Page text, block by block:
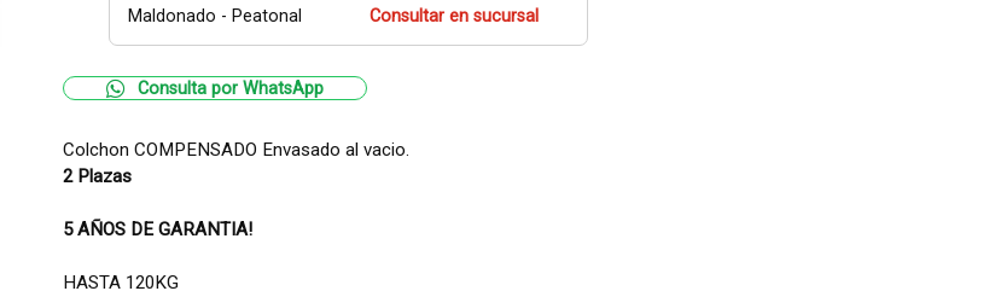
Maldonado - Peatonal
Consultar en sucursal
Consulta por WhatsApp
Colchon COMPENSADO Envasado al vacio.
2 Plazas
5 AÑOS DE GARANTIA!
HASTA 120KG